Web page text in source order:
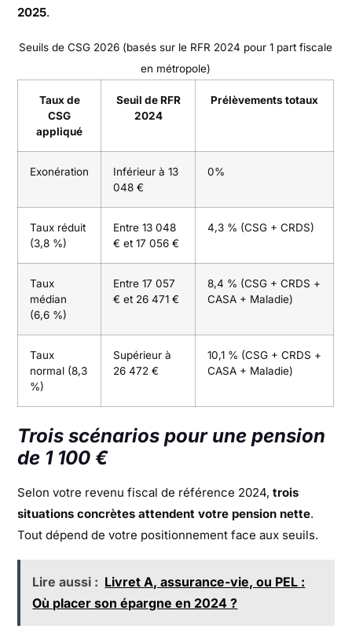
2025.
Seuils de CSG 2026 (basés sur le RFR 2024 pour 1 part fiscale
en métropole)
Taux de
CSG
appliqué
Seuil de RFR
2024
Prélèvements totaux
Exonération
Inférieur à 13
048 €
0%
Taux réduit
(3,8 %)
Entre 13 048
€ et 17 056 €
4,3 % (CSG + CRDS)
Taux
médian
(6,6 %)
Entre 17 057
€ et 26 471 €
8,4 % (CSG + CRDS +
CASA + Maladie)
Taux
normal (8,3
%)
Supérieur à
26 472 €
10,1 % (CSG + CRDS +
CASA + Maladie)
Trois scénarios pour une pension
de 1 100 €
Selon votre revenu fiscal de référence 2024,trois
situations concrètes attendent votre pension nette.
Tout dépend de votre positionnement face aux seuils.
Lire aussi : Livret A, assurance-vie, ou PEL :
Où placer son épargne en 2024 ?